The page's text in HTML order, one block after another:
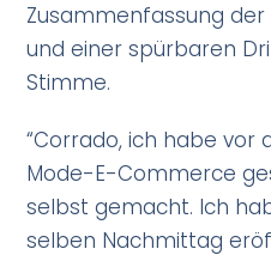
Zusammenfassung
und einer spürbaren
Stimme.
“Corrado, ich habe vor
Mode-E-Commerce
selbst gemacht. Ich
selben Nachmittag